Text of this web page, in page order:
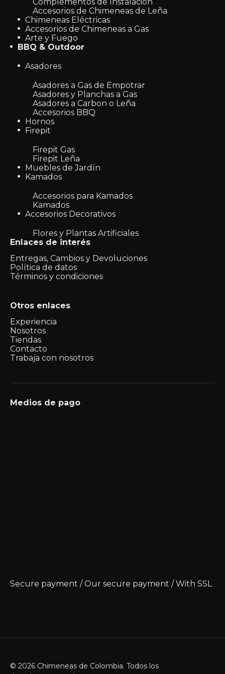
Accesorios de Chimeneas de Leña
Chimeneas Eléctricas
Accesorios de Chimeneas a Gas
Arte y Fuego
BBQ & Outdoor
Asadores
Asadores a Gas de Empotrar
Asadores y Planchas a Gas
Asadores a Carbon o Leña
Accesorios BBQ
Hornos
Firepit
Firepit Gas
Firepit Leña
Muebles de Jardín
Kamados
Accesorios para Kamados
Kamados
Accesorios Decorativos
Flores y Plantas Artificiales
Enlaces de interés
Entregas, Cambios y Devoluciones
Política de datos
Términos y condiciones
Otros enlaces
Experiencia
Nosotros
Tiendas
Contacto
Trabaja con nosotros
Medios de pago
Secure payment / Our secure payment / With SSL
© 2026 Chimeneas de Colombia. Todos los